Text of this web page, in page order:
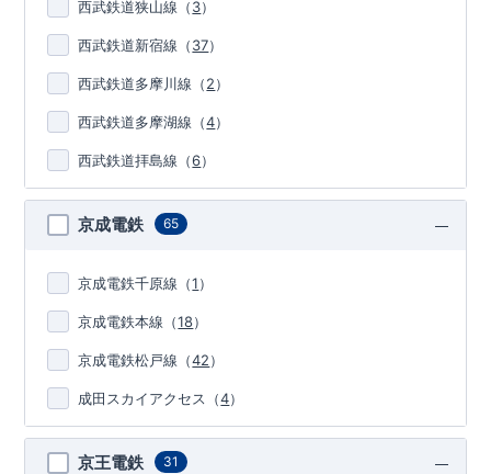
西武鉄道狭山線 （3）
西武鉄道新宿線 （37）
西武鉄道多摩川線 （2）
西武鉄道多摩湖線 （4）
西武鉄道拝島線 （6）
京成電鉄 65
京成電鉄千原線 （1）
京成電鉄本線 （18）
京成電鉄松戸線 （42）
成田スカイアクセス （4）
京王電鉄 31